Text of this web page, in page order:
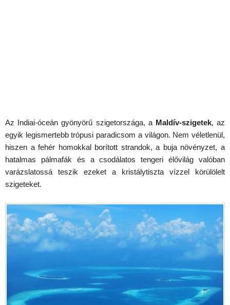
Az Indiai-óceán gyönyörű szigetországa, a Maldív-szigetek, az
egyik legismertebb trópusi paradicsom a világon. Nem véletlenül,
hiszen a fehér homokkal borított strandok, a buja növényzet, a
hatalmas pálmafák és a csodálatos tengeri élővilág valóban
varázslatossá teszik ezeket a kristálytiszta vízzel körülölelt
szigeteket.